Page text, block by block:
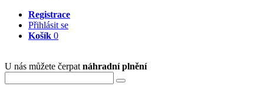
Registrace
Přihlásit se
Košík 0
U nás můžete čerpat náhradní plnění